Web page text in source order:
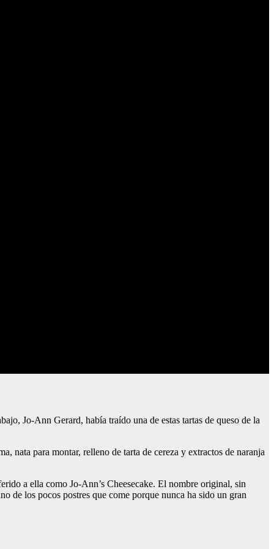
Jo-Ann Gerard, había traído una de estas tartas de queso de la
nata para montar, relleno de tarta de cereza y extractos de naranja
a ella como Jo-Ann’s Cheesecake. El nombre original, sin
de los pocos postres que come porque nunca ha sido un gran